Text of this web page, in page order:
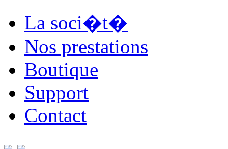
La soci�t�
Nos prestations
Boutique
Support
Contact